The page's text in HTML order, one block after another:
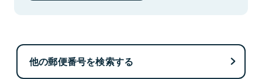
他の郵便番号を検索する